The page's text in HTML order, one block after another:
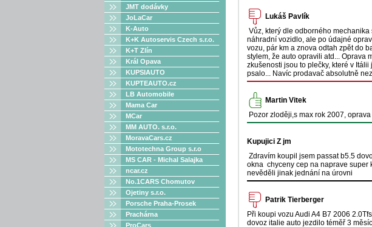
JMT dodávky
JoLaCar
K-Auto
K+K Autoservis Czech s.r.o.
K+T Zlín
Král Opava
KUPSIAUTO
KUPTEAUTO.cz
LB Automobile
Mama Car
MCar
MM AUTO. s.r.o.
MoravaCars.cz
Mototechna Group s.r.o
MS CAR - Michal Salajka
ncar.cz
No.1CARS Chomutov
Ojetiny s.r.o.
Porsche Praha-Prosek
Prachárna
ProCars
Lukáš Pavlík
Vůz, který dle odborného
náhradní vozidlo, ale po údajné
vozu, pár km a znova odtah zpět do
stylem, že auto opravili atd... Oprava
zkušenosti jsou to plečky, které v
psalo... Navíc prodavač absolutně
Martin Vitek
Pozor zloději,s max rok 2007,
Kupujici Z jm
Zdravím koupil jsem passat b5.5
okna chyceny cep na naprave super
nevěděli jinak jednání na úrovni
Patrik Tierberger
Při koupi vozu Audi A4 B7 2006
dovoz italie auto jezdilo téměř 3